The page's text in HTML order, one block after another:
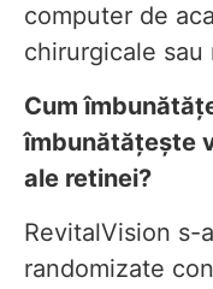
computer de
chirurgicale sau
Cum
îmbunătățește
ale retinei?
RevitalVision s-
randomizate